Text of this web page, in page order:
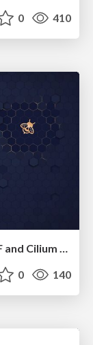
0 410
Detecting Compromised CI with eBPF and Cilium Tetragon
0 140